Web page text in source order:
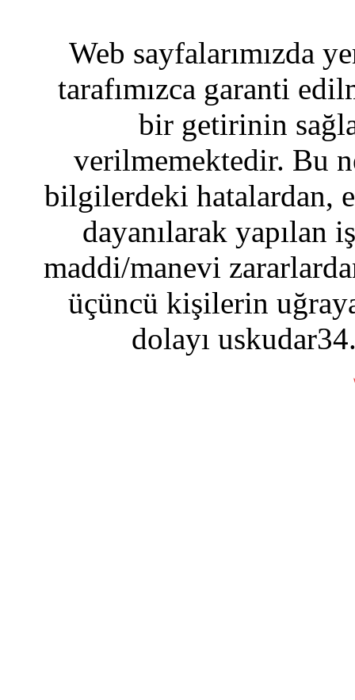
Web sayfalarımızda
tarafımızca garanti
bir getirinin
verilmemektedir. Bu
bilgilerdeki hatalardan,
dayanılarak yapılan
maddi/manevi
üçüncü kişilerin
dolayı